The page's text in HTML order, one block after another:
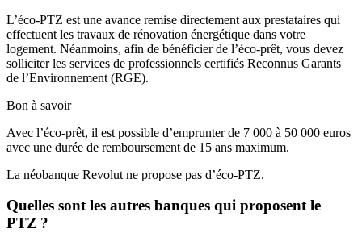
L’éco-PTZ est une avance remise directement aux prestataires qui
effectuent les travaux de rénovation énergétique dans votre
logement. Néanmoins, afin de bénéficier de l’éco-prêt, vous devez
solliciter les services de professionnels certifiés Reconnus Garants
de l’Environnement (RGE).
Bon à savoir
Avec l’éco-prêt, il est possible d’emprunter de 7 000 à 50 000 euros
avec une durée de remboursement de 15 ans maximum.
La néobanque Revolut ne propose pas d’éco-PTZ.
Quelles sont les autres banques qui proposent le
PTZ ?